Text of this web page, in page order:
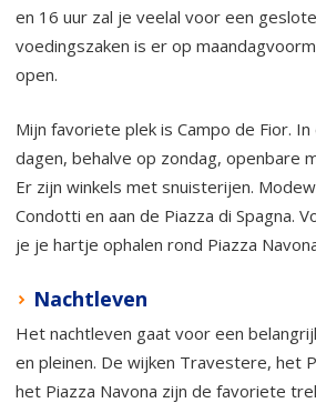
en 16 uur zal je veelal voor een
voedingszaken is er op
open.
Mijn favoriete plek is Campo de Fior.
dagen, behalve op zondag, openbare
Er zijn winkels met snuisterijen.
Condotti en aan de Piazza di Spagna.
je je hartje ophalen rond Piazza
Nachtleven
Het nachtleven gaat voor een
en pleinen. De wijken Travestere, het
het Piazza Navona zijn de favoriete